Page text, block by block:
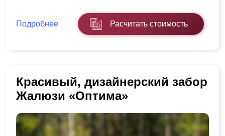
Подробнее Расчитать стоимость
Красивый, дизайнерский забор
Жалюзи «Оптима»